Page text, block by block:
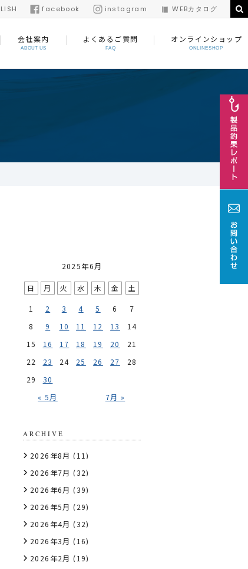
facebook instagram WEBカタログ
会社案内
ABOUT US
よくあるご質問
FAQ
オンラインショップ
ONLINESHOP
2025年6月
日 月 火 水 木 金 土
« 5月 7月 »
1 2 3 4 5 6
7
8
9 10 11 12 13
14
15
16 17 18 19 20
21
22
23 24 25 26 27
28
29
30
ARCHIVE
2026年8月 (11)
2026年7月 (32)
2026年6月 (39)
2026年5月 (29)
2026年4月 (32)
2026年3月 (16)
2026年2月 (19)